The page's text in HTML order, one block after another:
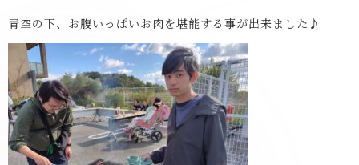
青空の下、お腹いっぱいお肉を堪能する事が出来ました♪